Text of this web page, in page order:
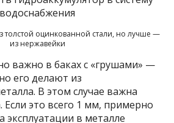
толстой оцинкованной стали, но лучше —
из нержавейки
важно в баках с «грушами» —
его делают из
В этом случае важна
это всего 1 мм, примерно
эксплуатации в металле